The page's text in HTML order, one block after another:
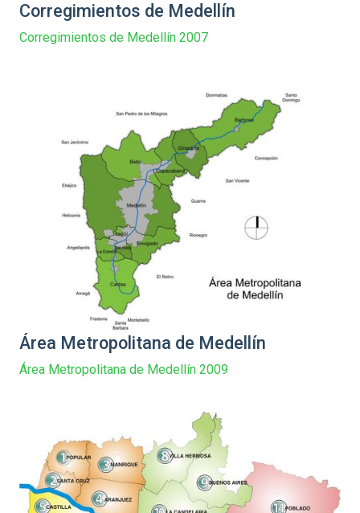
Corregimientos de Medellín
Corregimientos de Medellín 2007
Área Metropolitana de Medellín
Área Metropolitana de Medellín 2009